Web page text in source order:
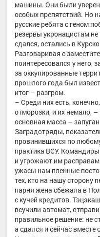
машины. Они были
особых препятствий. Но
русские ребята с геном
резервы укронацистам
сдался, остались в
Разговаривая с
поинтересовался у него,
за оккупированные
прошлого года был
итог – разгром.
– Среди них есть,
отморозки, и их немало,
основная масса –
Заградотряды,
провинившихся по
практика ВСУ.
и угрожают им
ужасы нам пленные
тех, кто на нашу сторону
парня жена сбежала в
с кучей кредитов.
всучили автомат,
правильное решение: не
а сдался и сейчас